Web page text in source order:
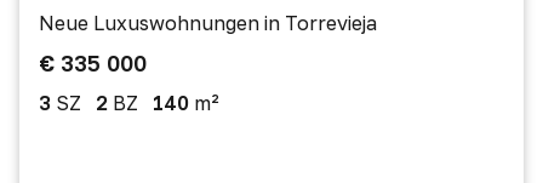
Neue Luxuswohnungen in Torrevieja
€ 335 000
3 SZ 2 BZ 140 m²